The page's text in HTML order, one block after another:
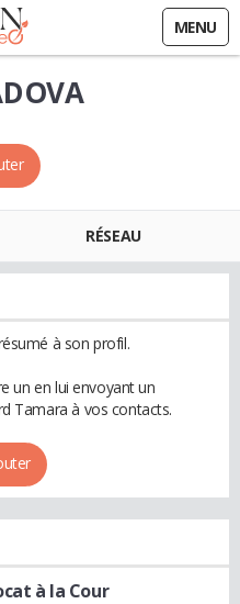
MENU
RÉSEAU
à son profil.
un en lui envoyant un
Tamara à vos contacts.
à la Cour